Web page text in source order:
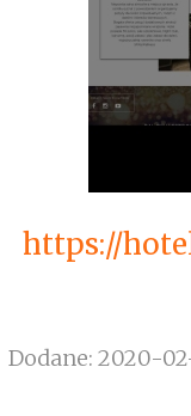
https://
Dodane: 2020-